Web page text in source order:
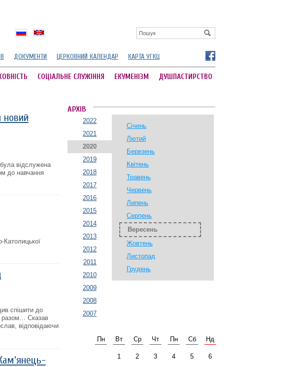
ДОКУМЕНТИ ЦЕРКОВНИЙ КАЛЕНДАР КАРТА УГКЦ
СОЦІАЛЬНЕ СЛУЖІННЯ ЕКУМЕНІЗМ ДУШПАСТИРСТВО
новий
була відслужена
до навчання
Католицької
спішити до
разом… Сказав
відповідаючи
АРХІВ
2022
2021
2020
2019
2018
2017
2016
2015
2014
2013
2012
2011
2010
2009
2008
2007
Січень
Лютий
Березень
Квітень
Травень
Червень
Липень
Серпень
Вересень
Жовтень
Листопад
Грудень
Пн Вт Ср Чт Пн Сб Нд
1 2 3 4 5 6